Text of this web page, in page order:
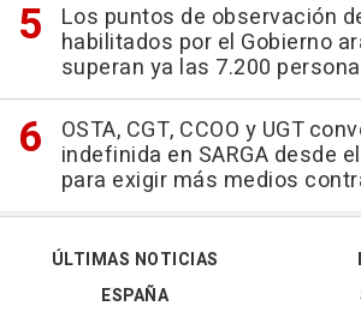
Los puntos de observación
habilitados por el Gobierno
superan ya las 7.200
OSTA, CGT, CCOO y UGT
indefinida en SARGA desde
para exigir más medios
ÚLTIMAS NOTICIAS
ESPAÑA